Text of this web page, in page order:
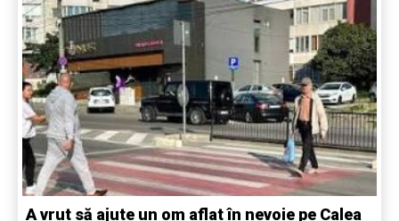
A vrut să ajute un om aflat în nevoie pe Calea